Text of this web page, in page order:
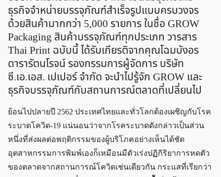
ธุรกิจจำหน่ายบรรจุภัณฑ์สำเร็จรูปแบบครบวงจร
ด้วยสินค้ามากกว่า 5,000 รายการ ในชื่อ GROW
Packaging สินค้าบรรจุภัณฑ์ทุกประเภท วารสาร
Thai Print ฉบับนี้ ได้รับเกียรติจากคุณโฉมบังอร
ดารารัตนโรจน์ รองกรรมการผู้จัดการ บริษัท
ซี.เอ.เอส. เปเปอร์ จำกัด จะนำไปรู้จัก GROW และ
ธุรกิจบรรจุภัณฑ์กับสถานการณ์ตลาดที่เปลี่ยนไป
ย้อนไปปลายปี 2562 ประเทศไทยและทั่วโลกต้องเผชิญกับโรค
ระบาดโควิด-19 แน่นอนว่าจากโรคระบาดดังกล่าวเป็นส่วน
หนึ่งที่ส่งผลต่อพฤติกรรมของผู้บริโภคอย่างเห็นได้ชัด
อุตสาหกรรมการพิมพ์เองก็เหมือนมีตัวเร่งปฏิกิริยาการหดตัว
ของตลาดจากสถานการณ์โควิดเช่นเดียวกัน กระแสที่เรียกว่า